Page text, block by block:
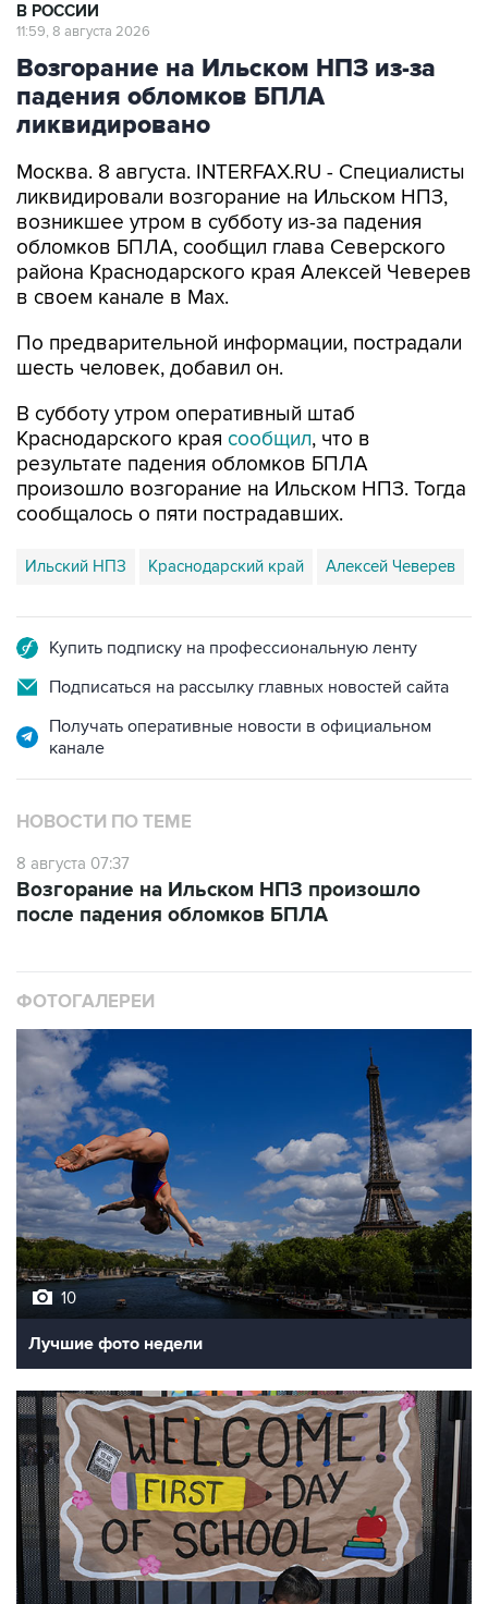
В РОССИИ
11:59, 8 августа 2026
Возгорание на Ильском НПЗ из-за
падения обломков БПЛА
ликвидировано
Москва. 8 августа. INTERFAX.RU - Специалисты
ликвидировали возгорание на Ильском НПЗ,
возникшее утром в субботу из-за падения
обломков БПЛА, сообщил глава Северского
района Краснодарского края Алексей Чеверев
в своем канале в Max.
По предварительной информации, пострадали
шесть человек, добавил он.
В субботу утром оперативный штаб
Краснодарского края сообщил, что в
результате падения обломков БПЛА
произошло возгорание на Ильском НПЗ. Тогда
сообщалось о пяти пострадавших.
Ильский НПЗ Краснодарский край Алексей Чеверев
Купить подписку на профессиональную ленту
Подписаться на рассылку главных новостей сайта
Получать оперативные новости в официальном
канале
НОВОСТИ ПО ТЕМЕ
8 августа 07:37
Возгорание на Ильском НПЗ произошло
после падения обломков БПЛА
ФОТОГАЛЕРЕИ
10
Лучшие фото недели